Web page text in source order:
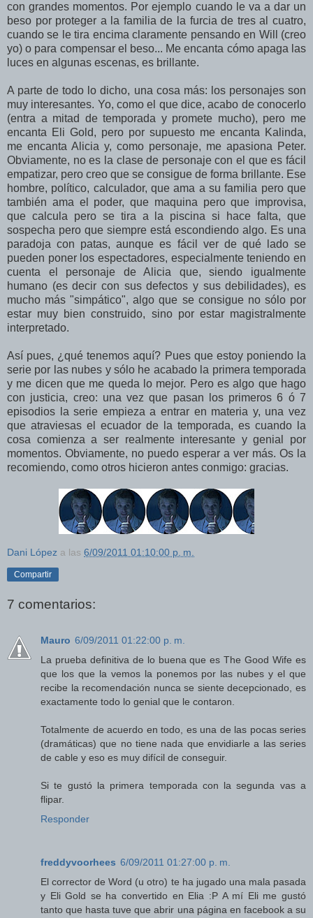
con grandes momentos. Por ejemplo cuando le va a dar un
beso por proteger a la familia de la furcia de tres al cuatro,
cuando se le tira encima claramente pensando en Will (creo
yo) o para compensar el beso... Me encanta cómo apaga las
luces en algunas escenas, es brillante.
A parte de todo lo dicho, una cosa más: los personajes son
muy interesantes. Yo, como el que dice, acabo de conocerlo
(entra a mitad de temporada y promete mucho), pero me
encanta Eli Gold, pero por supuesto me encanta Kalinda,
me encanta Alicia y, como personaje, me apasiona Peter.
Obviamente, no es la clase de personaje con el que es fácil
empatizar, pero creo que se consigue de forma brillante. Ese
hombre, político, calculador, que ama a su familia pero que
también ama el poder, que maquina pero que improvisa,
que calcula pero se tira a la piscina si hace falta, que
sospecha pero que siempre está escondiendo algo. Es una
paradoja con patas, aunque es fácil ver de qué lado se
pueden poner los espectadores, especialmente teniendo en
cuenta el personaje de Alicia que, siendo igualmente
humano (es decir con sus defectos y sus debilidades), es
mucho más "simpático", algo que se consigue no sólo por
estar muy bien construido, sino por estar magistralmente
interpretado.
Así pues, ¿qué tenemos aquí? Pues que estoy poniendo la
serie por las nubes y sólo he acabado la primera temporada
y me dicen que me queda lo mejor. Pero es algo que hago
con justicia, creo: una vez que pasan los primeros 6 ó 7
episodios la serie empieza a entrar en materia y, una vez
que atraviesas el ecuador de la temporada, es cuando la
cosa comienza a ser realmente interesante y genial por
momentos. Obviamente, no puedo esperar a ver más. Os la
recomiendo, como otros hicieron antes conmigo: gracias.
Dani López a las 6/09/2011 01:10:00 p. m.
Compartir
7 comentarios:
Mauro 6/09/2011 01:22:00 p. m.
La prueba definitiva de lo buena que es The Good Wife es
que los que la vemos la ponemos por las nubes y el que
recibe la recomendación nunca se siente decepcionado, es
exactamente todo lo genial que le contaron.
Totalmente de acuerdo en todo, es una de las pocas series
(dramáticas) que no tiene nada que envidiarle a las series
de cable y eso es muy difícil de conseguir.
Si te gustó la primera temporada con la segunda vas a
flipar.
Responder
freddyvoorhees 6/09/2011 01:27:00 p. m.
El corrector de Word (u otro) te ha jugado una mala pasada
y Eli Gold se ha convertido en Elia :P A mí Eli me gustó
tanto que hasta tuve que abrir una página en facebook a su